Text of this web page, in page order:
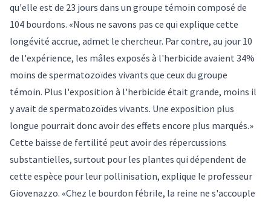
qu'elle est de 23 jours dans un groupe témoin composé de
104 bourdons. «Nous ne savons pas ce qui explique cette
longévité accrue, admet le chercheur. Par contre, au jour 10
de l'expérience, les mâles exposés à l'herbicide avaient 34%
moins de spermatozoïdes vivants que ceux du groupe
témoin. Plus l'exposition à l'herbicide était grande, moins il
y avait de spermatozoïdes vivants. Une exposition plus
longue pourrait donc avoir des effets encore plus marqués.»
Cette baisse de fertilité peut avoir des répercussions
substantielles, surtout pour les plantes qui dépendent de
cette espèce pour leur pollinisation, explique le professeur
Giovenazzo. «Chez le bourdon fébrile, la reine ne s'accouple